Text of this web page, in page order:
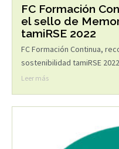
FC Formación
el sello de
tamiRSE 2022
FC Formación Continua,
sostenibilidad tamiRSE 2022
Leer más